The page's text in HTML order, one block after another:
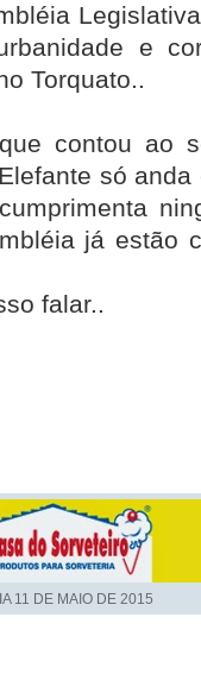
e
Torquato..
contou ao
só anda
já estão
falar..
11 DE MAIO DE 2015